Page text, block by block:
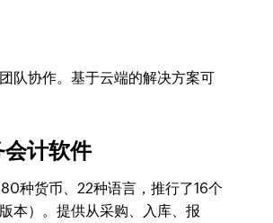
队协作。基于云端的解决方案可
计软件
种货币、22种语言，推行了16个
本）。提供从采购、入库、报